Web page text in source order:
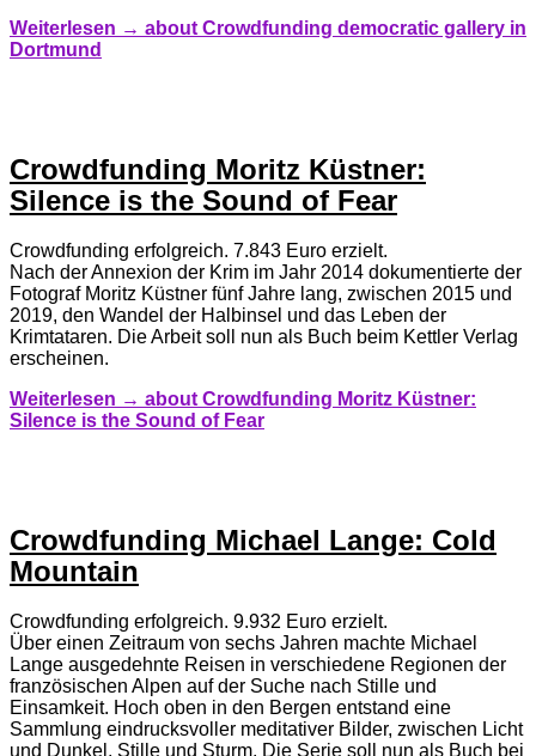
Weiterlesen → about Crowdfunding democratic gallery in
Dortmund
Crowdfunding Moritz Küstner:
Silence is the Sound of Fear
Crowdfunding erfolgreich. 7.843 Euro erzielt.
Nach der Annexion der Krim im Jahr 2014 dokumentierte der
Fotograf Moritz Küstner fünf Jahre lang, zwischen 2015 und
2019, den Wandel der Halbinsel und das Leben der
Krimtataren. Die Arbeit soll nun als Buch beim Kettler Verlag
erscheinen.
Weiterlesen → about Crowdfunding Moritz Küstner:
Silence is the Sound of Fear
Crowdfunding Michael Lange: Cold
Mountain
Crowdfunding erfolgreich. 9.932 Euro erzielt.
Über einen Zeitraum von sechs Jahren machte Michael
Lange ausgedehnte Reisen in verschiedene Regionen der
französischen Alpen auf der Suche nach Stille und
Einsamkeit. Hoch oben in den Bergen entstand eine
Sammlung eindrucksvoller meditativer Bilder, zwischen Licht
und Dunkel, Stille und Sturm. Die Serie soll nun als Buch bei